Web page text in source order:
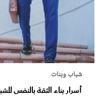
شباب وبنات
أسرار بناء الثقة بالنفس